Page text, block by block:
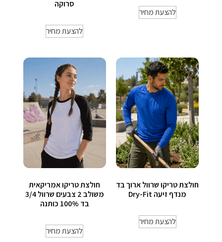
להצעת מחיר
סרוקה
להצעת מחיר
חולצת טריקו שרוול ארוך בד
מנדף זיעה Dry-Fit
להצעת מחיר
חולצת טריקו אמריקאית
משולב 2 צבעים שרוול 3/4
בד 100% כותנה
להצעת מחיר